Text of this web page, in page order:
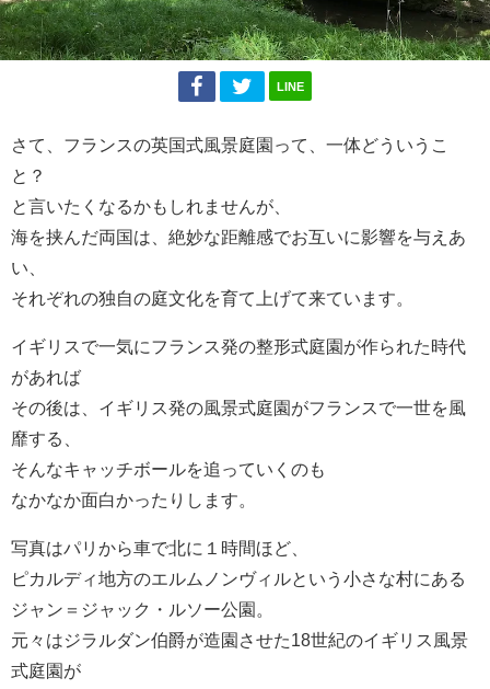
LINE
さて、フランスの英国式風景庭園って、一体どういうこ
と？
と言いたくなるかもしれませんが、
海を挟んだ両国は、絶妙な距離感でお互いに影響を与えあ
い、
それぞれの独自の庭文化を育て上げて来ています。
イギリスで一気にフランス発の整形式庭園が作られた時代
があれば
その後は、イギリス発の風景式庭園がフランスで一世を風
靡する、
そんなキャッチボールを追っていくのも
なかなか面白かったりします。
写真はパリから車で北に１時間ほど、
ピカルディ地方のエルムノンヴィルという小さな村にある
ジャン＝ジャック・ルソー公園。
元々はジラルダン伯爵が造園させた18世紀のイギリス風景
式庭園が